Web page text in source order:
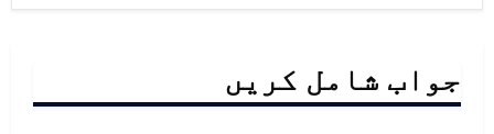
جواب شامل کریں